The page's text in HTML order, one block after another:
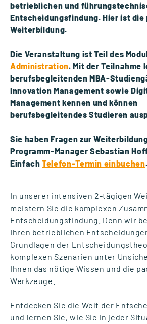
betrieblichen und
Entscheidungsfindung. Hier ist die
Weiterbildung.
Die Veranstaltung ist Teil des
Administration. Mit der Teilnahme
berufsbegleitenden MBA-
Innovation Management sowie
Management kennen und können
berufsbegleitendes Studieren
Sie haben Fragen zur
Programm-Manager Sebastian
EinfachTelefon-Termin einbuchen.
In unserer intensiven 2-tägigen
meistern Sie die komplexen
Entscheidungsfindung. Denn wir
Ihren betrieblichen
Grundlagen der
komplexen Szenarien unter
Ihnen das nötige Wissen und die
Werkzeuge.
Entdecken Sie die Welt der
und lernen Sie, wie Sie in jeder